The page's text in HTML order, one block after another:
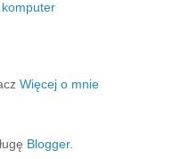
Więcej o mnie
Blogger.